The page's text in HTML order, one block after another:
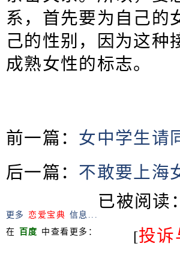
系，首先要为自己的
己的性别，因为这种
成熟女性的标志。
前一篇： 女中学生请
后一篇： 不敢要上海
已被阅读
更多 恋爱宝典 信息...
在 百度 中查看更多： [投诉